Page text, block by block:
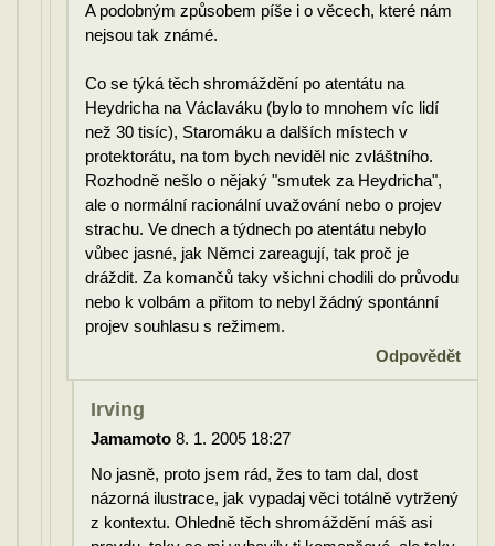
A podobným způsobem píše i o věcech, které nám
nejsou tak známé.
Co se týká těch shromáždění po atentátu na
Heydricha na Václaváku (bylo to mnohem víc lidí
než 30 tisíc), Staromáku a dalších místech v
protektorátu, na tom bych neviděl nic zvláštního.
Rozhodně nešlo o nějaký "smutek za Heydricha",
ale o normální racionální uvažování nebo o projev
strachu. Ve dnech a týdnech po atentátu nebylo
vůbec jasné, jak Němci zareagují, tak proč je
dráždit. Za komančů taky všichni chodili do průvodu
nebo k volbám a přitom to nebyl žádný spontánní
projev souhlasu s režimem.
Odpovědět
Irving
Jamamoto 8. 1. 2005 18:27
No jasně, proto jsem rád, žes to tam dal, dost
názorná ilustrace, jak vypadaj věci totálně vytržený
z kontextu. Ohledně těch shromáždění máš asi